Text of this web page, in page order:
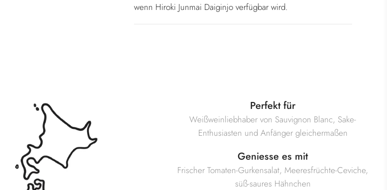
wenn Hiroki Junmai Daiginjo verfügbar wird.
Perfekt für
Weißweinliebhaber von Sauvignon Blanc, Sake-
Enthusiasten und Anfänger gleichermaßen
Geniesse es mit
Frischer Tomaten-Gurkensalat, Meeresfrüchte-Ceviche,
süß-saures Hähnchen